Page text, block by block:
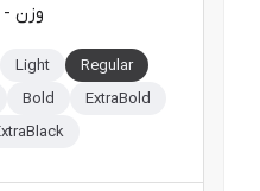
Weight - وزن
Light
Regular
Bold
ExtraBold